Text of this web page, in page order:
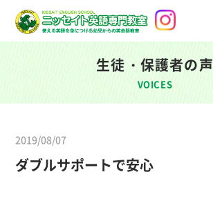
生徒・保護者の声
VOICES
2019/08/07
ダブルサポートで安心